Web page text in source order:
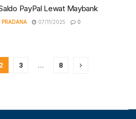
PayPal Lewat Maybank
07/11/2025 0
2 3 … 8